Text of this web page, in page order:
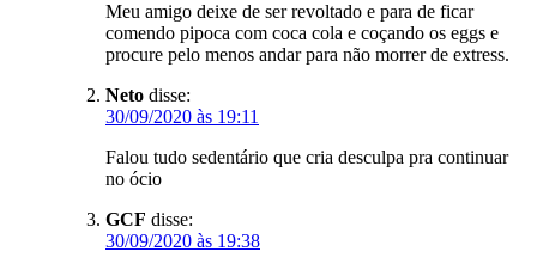
Meu amigo deixe de ser revoltado e para de ficar
comendo pipoca com coca cola e coçando os eggs e
procure pelo menos andar para não morrer de extress.
Neto disse:
30/09/2020 às 19:11
Falou tudo sedentário que cria desculpa pra continuar
no ócio
GCF disse:
30/09/2020 às 19:38